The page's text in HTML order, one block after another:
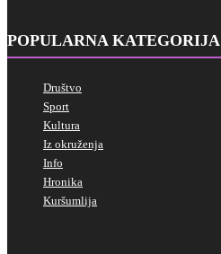
POPULARNA KATEGORIJA
Društvo
Sport
Kultura
Iz okruženja
Info
Hronika
Kuršumlija